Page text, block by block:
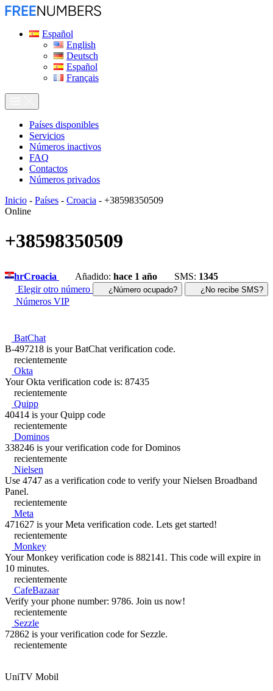
Español
English
Deutsch
Español
Français
Países disponibles
Servicios
Números inactivos
FAQ
Contactos
Números privados
Inicio - Países - Croacia - +38598350509
Online
+38598350509
hrCroacia Añadido: hace 1 año SMS: 1345
Elegir otro número
¿Número ocupado? ¿No recibe SMS?
Números VIP
BatChat
B-497218 is your BatChat verification code.
recientemente
Okta
Your Okta verification code is: 87435
recientemente
Quipp
40414 is your Quipp code
recientemente
Dominos
338246 is your verification code for Dominos
recientemente
Nielsen
Use 4747 as a verification code to verify your Nielsen Broadband
Panel.
recientemente
Meta
471627 is your Meta verification code. Lets get started!
recientemente
Monkey
Your Monkey verification code is 882141. This code will expire in
10 minutes.
recientemente
CafeBazaar
Verify your phone number: 9786. Join us now!
recientemente
Sezzle
72862 is your verification code for Sezzle.
recientemente
UniTV Mobil